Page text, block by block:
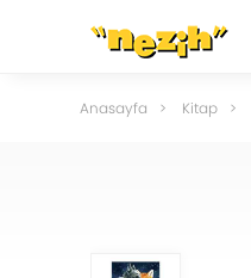
Anasayfa Kitap